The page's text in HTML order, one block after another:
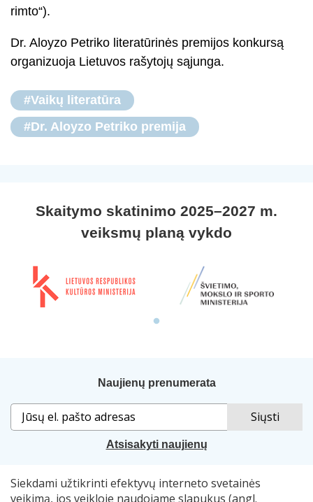
Siekdami užtikrinti efektyvų interneto svetainės
veikimą, jos veikloje naudojame slapukus (angl.
rimto“).
Dr. Aloyzo Petriko literatūrinės premijos konkursą
organizuoja Lietuvos rašytojų sąjunga.
#Vaikų literatūra
#Dr. Aloyzo Petriko premija
Skaitymo skatinimo 2025–2027 m.
veiksmų planą vykdo
Naujienų prenumerata
Atsisakyti naujienų
Sprendimas: „Idamas“ . Naudojama „Smart Web“ sistema.